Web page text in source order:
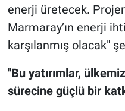
enerji üretecek.
Marmaray’ın enerji
karşılanmış olacak"
"Bu yatırımlar,
sürecine güçlü bir